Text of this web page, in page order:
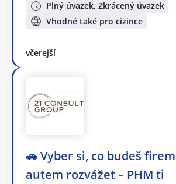
Plný úvazek, Zkrácený úvazek
Vhodné také pro cizince
včerejší
🚗 Vyber si, co budeš
autem rozvážet – PHM ti